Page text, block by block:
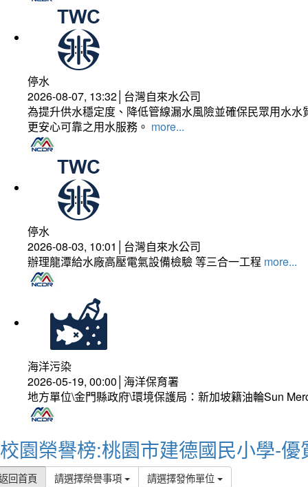
停水
2026-08-07, 13:32│台灣自來水公司
為提升供水穩定度、降低管線漏水風險並確保民眾用水
更安心可靠之用水服務。 more...
停水
2026-08-03, 10:01│台灣自來水公司
辦理龍潭給水廠高壓電氣設備檢驗 等三合一工程 more...
海洋污染
2026-05-19, 00:00│海洋保育署
地方單位\金門縣政府\環境保護局：新加坡籍油輪Sun
校園榮譽榜:桃園市建德國民小學-優
回首頁 請選擇榮譽事項 請選擇發佈單位